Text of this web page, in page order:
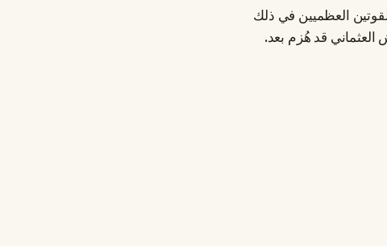
العظميين في ذلك
العثماني قد هُزم بعد.